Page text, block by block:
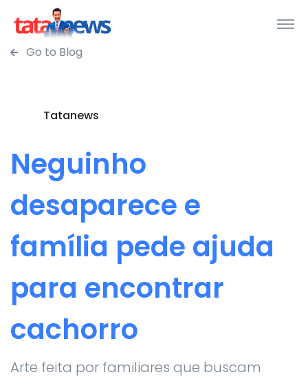
Go to Blog
Tatanews
Neguinho
desaparece e
família pede ajuda
para encontrar
cachorro
Arte feita por familiares que buscam